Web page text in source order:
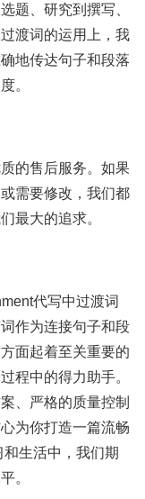
题、研究到撰写、
渡词的运用上，我
地传达句子和段落
。
的售后服务。如果
需要修改，我们都
最大的追求。
代写中过渡词
作为连接句子和段
面起着至关重要的
程中的得力助手。
、严格的质量控制
为你打造一篇流畅
生活中，我们期
。